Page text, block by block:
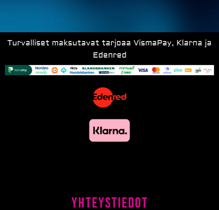
Turvalliset maksutavat tarjoaa VismaPay, Klarna ja
Edenred
Yhteystiedot